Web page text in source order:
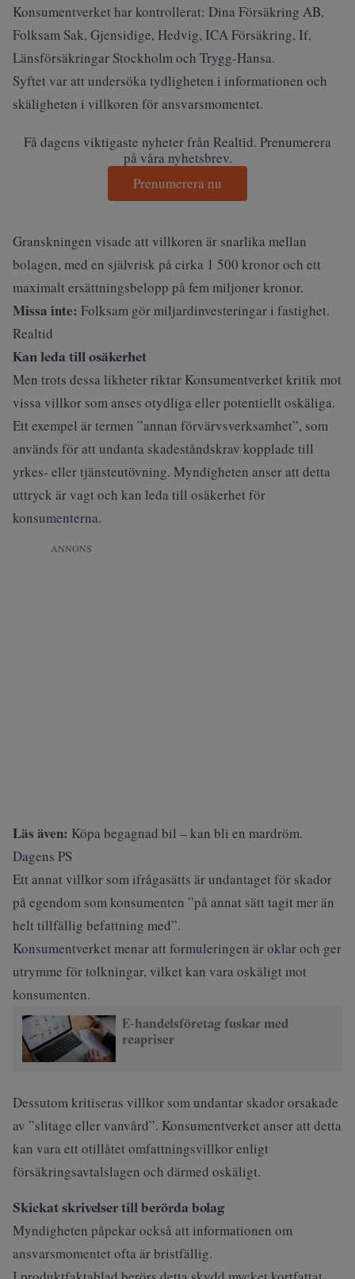
Konsumentverket har kontrollerat: Dina Försäkring AB,
Folksam Sak, Gjensidige, Hedvig, ICA Försäkring, If,
Länsförsäkringar Stockholm och Trygg-Hansa.
Syftet var att undersöka tydligheten i informationen och
skäligheten i villkoren för ansvarsmomentet.
Få dagens viktigaste nyheter från Realtid. Prenumerera
på våra nyhetsbrev.
Prenumerera nu
Granskningen visade att villkoren är snarlika mellan
bolagen, med en självrisk på cirka 1 500 kronor och ett
maximalt ersättningsbelopp på fem miljoner kronor.
Missa inte: Folksam gör miljardinvesteringar i fastighet.
Realtid
Kan leda till osäkerhet
Men trots dessa likheter riktar Konsumentverket kritik mot
vissa villkor som anses otydliga eller potentiellt oskäliga.
Ett exempel är termen ”annan förvärvsverksamhet”, som
används för att undanta skadeståndskrav kopplade till
yrkes- eller tjänsteutövning. Myndigheten anser att detta
uttryck är vagt och kan leda till osäkerhet för
konsumenterna.
ANNONS
Läs även: Köpa begagnad bil – kan bli en mardröm.
Dagens PS
Ett annat villkor som ifrågasätts är undantaget för skador
på egendom som konsumenten ”på annat sätt tagit mer än
helt tillfällig befattning med”.
Konsumentverket menar att formuleringen är oklar och ger
utrymme för tolkningar, vilket kan vara oskäligt mot
konsumenten.
E-handelsföretag fuskar med
reapriser
Dessutom kritiseras villkor som undantar skador orsakade
av ”slitage eller vanvård”. Konsumentverket anser att detta
kan vara ett otillåtet omfattningsvillkor enligt
försäkringsavtalslagen och därmed oskäligt.
Skickat skrivelser till berörda bolag
Myndigheten påpekar också att informationen om
ansvarsmomentet ofta är bristfällig.